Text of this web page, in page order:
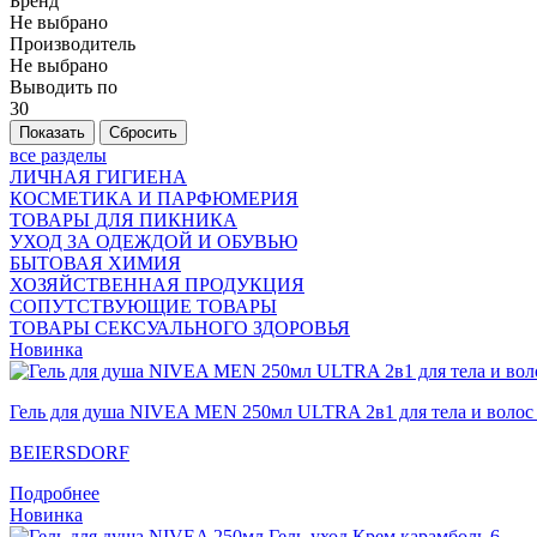
Не выбрано
Производитель
Не выбрано
Выводить по
30
все разделы
ЛИЧНАЯ ГИГИЕНА
КОСМЕТИКА И ПАРФЮМЕРИЯ
ТОВАРЫ ДЛЯ ПИКНИКА
УХОД ЗА ОДЕЖДОЙ И ОБУВЬЮ
БЫТОВАЯ ХИМИЯ
ХОЗЯЙСТВЕННАЯ ПРОДУКЦИЯ
СОПУТСТВУЮЩИЕ ТОВАРЫ
ТОВАРЫ СЕКСУАЛЬНОГО ЗДОРОВЬЯ
Новинка
Гель для душа NIVEA MEN 250мл ULTRA 2в1 для тела и волос
BEIERSDORF
Подробнее
Новинка